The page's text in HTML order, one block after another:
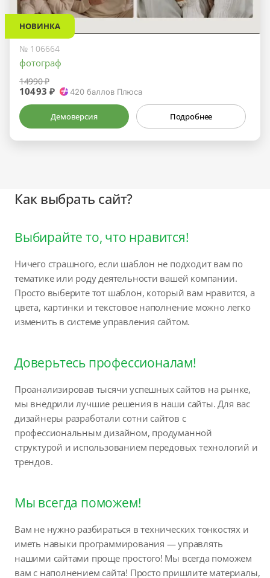
НОВИНКА
№ 106664
фотограф
14990 ₽
10493 ₽ 420 баллов Плюса
Демоверсия Подробнее
Как выбрать сайт?
Выбирайте то, что нравится!
Ничего страшного, если шаблон не подходит вам по
тематике или роду деятельности вашей компании.
Просто выберите тот шаблон, который вам нравится, а
цвета, картинки и текстовое наполнение можно легко
изменить в системе управления сайтом.
Доверьтесь профессионалам!
Проанализировав тысячи успешных сайтов на рынке,
мы внедрили лучшие решения в наши сайты. Для вас
дизайнеры разработали сотни сайтов с
профессиональным дизайном, продуманной
структурой и использованием передовых технологий и
трендов.
Мы всегда поможем!
Вам не нужно разбираться в технических тонкостях и
иметь навыки программирования — управлять
нашими сайтами проще простого! Мы всегда поможем
вам с наполнением сайта! Просто пришлите материалы,